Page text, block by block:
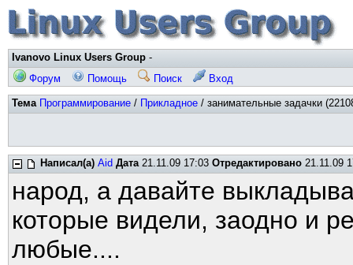
Ivanovo Linux Users Group -
Форум
Помощь Поиск Вход
Тема Программирование / Прикладное / занимательные задачки
Написал(а) Aid Дата21.11.09 17:03 Отредактировано 21.11.09
народ, а давайте
которые видели, заодно и
любые....